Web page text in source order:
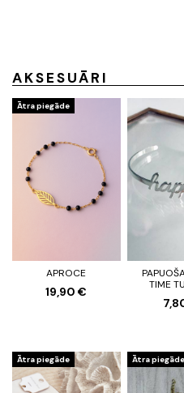
AKSESUĀRI
Ātra piegāde
APROCE
19,90 €
TIME
Ātra piegāde Ātra piegāde